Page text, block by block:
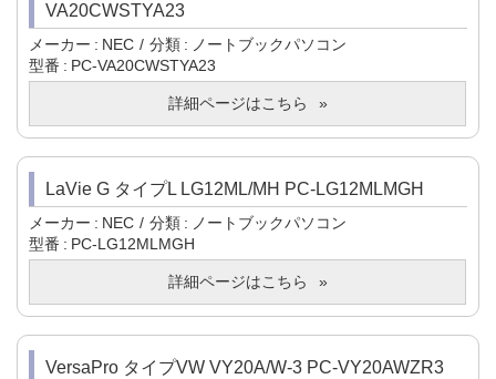
VA20CWSTYA23
メーカー NEC 分類
ノートブックパソコン
型番
PC-VA20CWSTYA23
詳細ページはこちら
LaVie G タイプL LG12ML/MH PC-LG12MLMGH
メーカー NEC 分類
ノートブックパソコン
型番
PC-LG12MLMGH
詳細ページはこちら
VersaPro タイプVW VY20A/W-3 PC-VY20AWZR3